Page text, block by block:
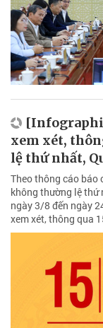
xem xét,
lệ thứ nhất,
Theo thông cáo báo
không thường lệ thứ
ngày 3/8 đến ngày
xem xét, thông qua